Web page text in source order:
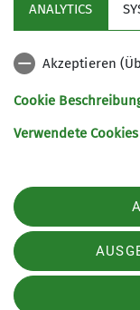
Zu neunt
dem Weg. Die
verschneite
Abfahrtsspuren
hoffen, die wir
ANALYTICS
Akzeptieren
Cookie
Verwendete Cookies